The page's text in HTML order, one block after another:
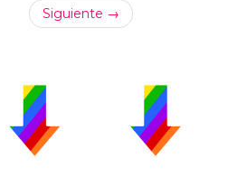
Siguiente →